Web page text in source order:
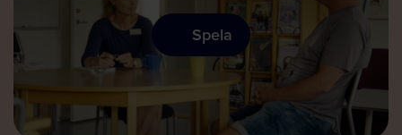
Spela